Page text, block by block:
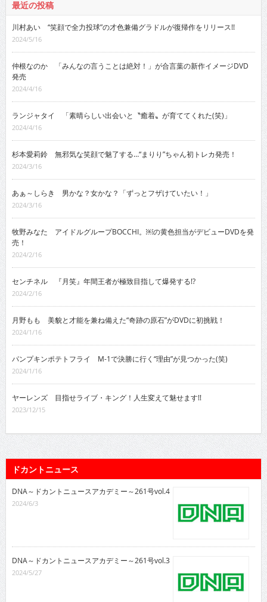
最近の投稿
川村あい “笑顔で全力投球”の才色兼備グラドルが復帰作をリリース!!
2024/5/16
仲根なのか 「みんなの言うことは絶対！」が合言葉の新作イメージDVD
発売
2024/4/16
ランジャタイ 「素晴らしい出会いと〝癒着〟が育ててくれた(笑)」
2024/4/16
杉本愛莉鈴 無邪気な笑顔で魅了する…“まりり”ちゃん初トレカ発売！
2024/3/16
あぁ～しらき 男かな？女かな？「ずっとフザけていたい！」
2024/3/16
牧野みなた アイドルグループBOCCHI。￼の黄色担当がデビューDVDを発
売！
2024/2/16
センチネル 『月笑』年間王者が極致目指して爆発する!?
2024/2/16
月野もも 美貌と才能を兼ね備えた“奇跡の原石”がDVDに初挑戦！
2024/1/16
パンプキンポテトフライ M-1で決勝に行く“理由”が見つかった(笑)
2024/1/16
ヤーレンズ 目指せライブ・キング！人生変えて魅せます!!
2023/12/15
ドカントニュース
DNA～ドカントニュースアカデミー～261号vol.4
2024/6/3
DNA～ドカントニュースアカデミー～261号vol.3
2024/5/27